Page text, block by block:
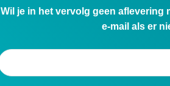
Wil je in het vervolg geen aflevering
e-mail als er